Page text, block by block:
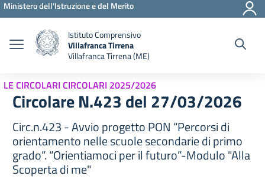
Ministero dell'Istruzione e del Merito
Istituto Comprensivo
Villafranca Tirrena
Villafranca Tirrena (ME)
LE CIRCOLARI CIRCOLARI 2025/2026
Circolare N.423 del 27/03/2026
Circ.n.423 - Avvio progetto PON “Percorsi di
orientamento nelle scuole secondarie di primo
grado”. “Orientiamoci per il futuro”-Modulo "Alla
Scoperta di me"